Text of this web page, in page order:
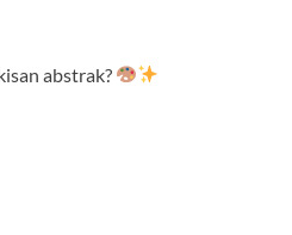
abstrak?